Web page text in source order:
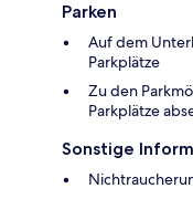
Parken
Auf dem
Parkplätze
Zu den
Parkplätze
Sonstige